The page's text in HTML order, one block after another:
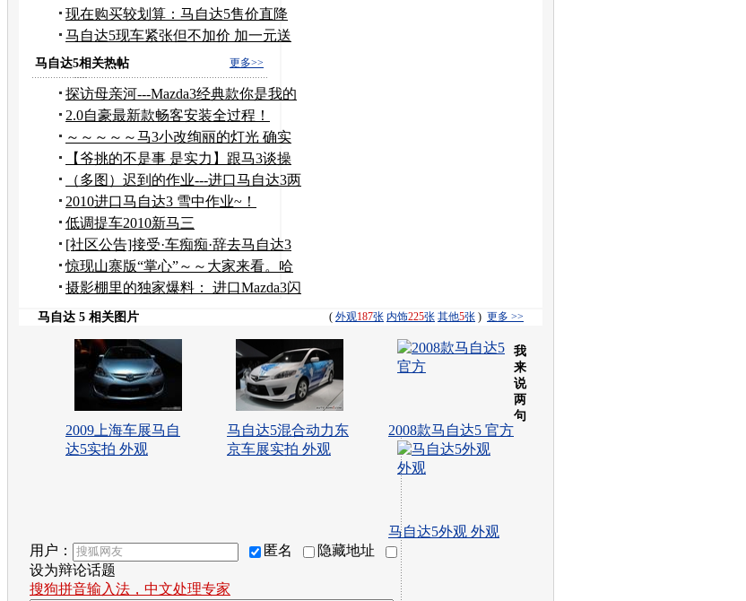
提车
现在购买较划算：马自达5售价直降
1.5万
马自达5现车紧张但不加价 加一元送
全保
更多>>
马自达5相关热帖
探访母亲河---Mazda3经典款你是我的
骄傲郑州
2.0自豪最新款畅客安装全过程！
～～～～～马3小改绚丽的灯光 确实
漂亮～～～～
【爷挑的不是事 是实力】跟马3谈操
控，你们才刚上路
（多图）迟到的作业---进口马自达3两
厢
2010进口马自达3 雪中作业~！
低调提车2010新马三
[社区公告]接受·车痴痴·辞去马自达3
论坛斑竹职务
惊现山寨版“掌心”～～大家来看。哈
哈。
摄影棚里的独家爆料： 进口Mazda3闪
花了
( 外观187张 内饰225张 其他5张 ) 更多 >>
马自达 5 相关图片
2009上海车展马自
达5实拍 外观
马自达5混合动力东
京车展实拍 外观
2008款马自达5 官方
马自达5外观 外观
我
来
说
两
句
用户： 匿名
隐藏地址
设为辩论话题
搜狗拼音输入法，中文处理专家